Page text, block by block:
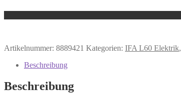
Artikelnummer: 8889421 Kategorien: IFA L60 Elektrik,
Beschreibung
Beschreibung